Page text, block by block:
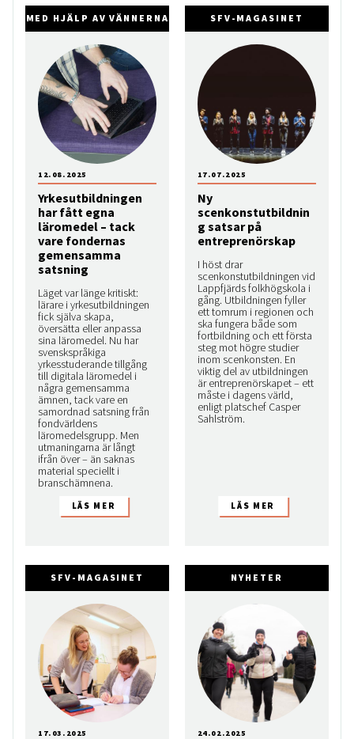
MED HJÄLP AV VÄNNERNA
Yrkesutbildningen
har fått egna
läromedel – tack
vare fondernas
gemensamma
satsning
Läget var länge kritiskt:
lärare i yrkesutbildningen
fick själva skapa,
översätta eller anpassa
sina läromedel. Nu har
svenskspråkiga
yrkesstuderande tillgång
till digitala läromedel i
några gemensamma
ämnen, tack vare en
samordnad satsning från
fondvärldens
läromedelsgrupp. Men
utmaningarna är långt
ifrån över – än saknas
material speciellt i
branschämnena.
12.08.2025
SFV-MAGASINET
Ny
scenkonstutbildnin
g satsar på
entreprenörskap
I höst drar
scenkonstutbildningen vid
Lappfjärds folkhögskola i
gång. Utbildningen fyller
ett tomrum i regionen och
ska fungera både som
fortbildning och ett första
steg mot högre studier
inom scenkonsten. En
viktig del av utbildningen
är entreprenörskapet – ett
måste i dagens värld,
enligt platschef Casper
Sahlström.
17.07.2025
SFV-MAGASINET
17.03.2025
NYHETER
24.02.2025